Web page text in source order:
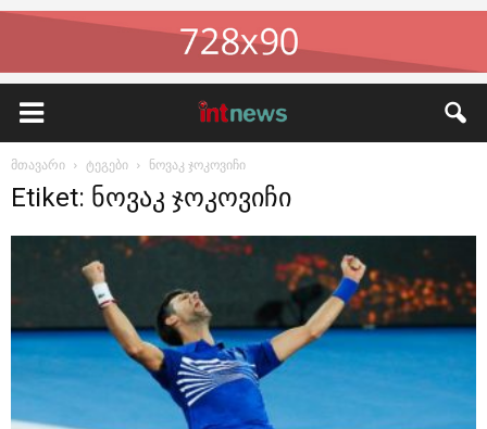
მთავარი ტეგები ნოვაკ ჯოკოვიჩი
Etiket: ნოვაკ ჯოკოვიჩი